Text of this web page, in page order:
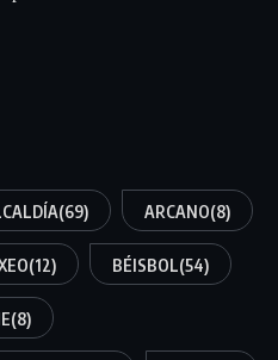
(69) ARCANO(8)
(12) BÉISBOL(54)
(8)